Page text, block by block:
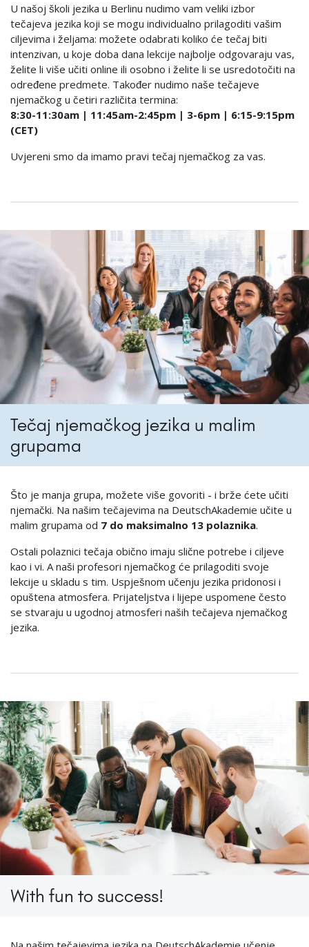
U našoj školi jezika u Berlinu nudimo vam veliki izbor
tečajeva jezika koji se mogu individualno prilagoditi vašim
ciljevima i željama: možete odabrati koliko će tečaj biti
intenzivan, u koje doba dana lekcije najbolje odgovaraju vas,
želite li više učiti online ili osobno i želite li se usredotočiti na
određene predmete. Također nudimo naše tečajeve
njemačkog u četiri različita termina:
8:30-11:30am | 11:45am-2:45pm | 3-6pm | 6:15-9:15pm
(CET)
Uvjereni smo da imamo pravi tečaj njemačkog za vas.
Tečaj njemačkog jezika u malim
grupama
Što je manja grupa, možete više govoriti - i brže ćete učiti
njemački. Na našim tečajevima na DeutschAkademie učite u
malim grupama od 7 do maksimalno 13 polaznika.
Ostali polaznici tečaja obično imaju slične potrebe i ciljeve
kao i vi. A naši profesori njemačkog će prilagoditi svoje
lekcije u skladu s tim. Uspješnom učenju jezika pridonosi i
opuštena atmosfera. Prijateljstva i lijepe uspomene često
se stvaraju u ugodnoj atmosferi naših tečajeva njemačkog
jezika.
With fun to success!